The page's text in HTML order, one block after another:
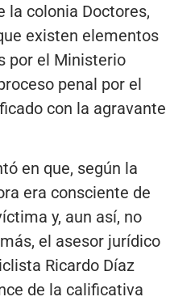
la colonia Doctores,
existen elementos
por el Ministerio
penal por el
con la agravante
en que, según la
era consciente de
y, aun así, no
el asesor jurídico
Ricardo Díaz
de la calificativa